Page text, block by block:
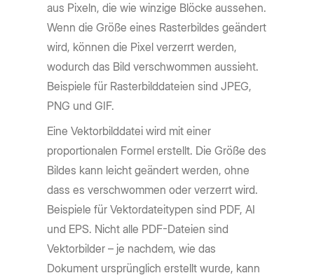
aus Pixeln, die wie winzige Blöcke aussehen.
Wenn die Größe eines Rasterbildes geändert
wird, können die Pixel verzerrt werden,
wodurch das Bild verschwommen aussieht.
Beispiele für Rasterbilddateien sind JPEG,
PNG und GIF.
Eine Vektorbilddatei wird mit einer
proportionalen Formel erstellt. Die Größe des
Bildes kann leicht geändert werden, ohne
dass es verschwommen oder verzerrt wird.
Beispiele für Vektordateitypen sind PDF, AI
und EPS. Nicht alle PDF-Dateien sind
Vektorbilder – je nachdem, wie das
Dokument ursprünglich erstellt wurde, kann